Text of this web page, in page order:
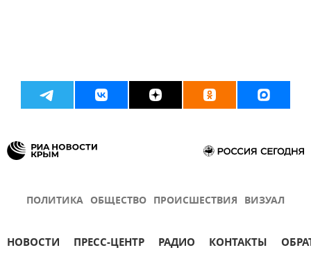
ПОЛИТИКА ОБЩЕСТВО ПРОИСШЕСТВИЯ ВИЗУАЛ
НОВОСТИ ПРЕСС-ЦЕНТР РАДИО КОНТАКТЫ